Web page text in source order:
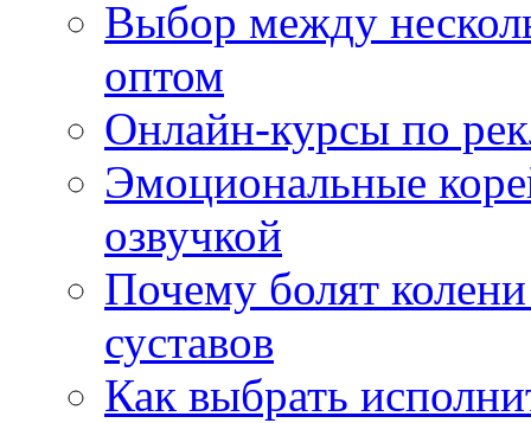
Выбор между
оптом
Онлайн-курсы по
Эмоциональные
озвучкой
Почему болят
суставов
Как выбрать